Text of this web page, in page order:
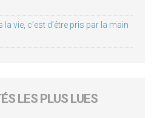
la vie, c’est d’être pris par la main
LES PLUS LUES